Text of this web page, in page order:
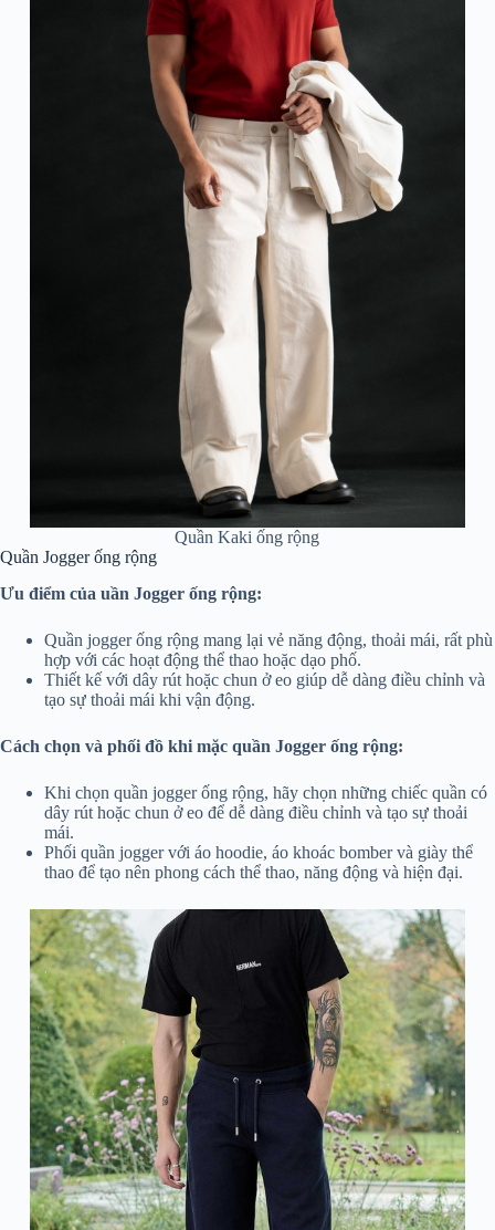
Quần Kaki ống rộng
Quần Jogger ống rộng
Ưu điểm của uần Jogger ống rộng:
Quần jogger ống rộng mang lại vẻ năng động, thoải mái, rất phù
hợp với các hoạt động thể thao hoặc dạo phố.
Thiết kế với dây rút hoặc chun ở eo giúp dễ dàng điều chỉnh và
tạo sự thoải mái khi vận động.
Cách chọn và phối đồ khi mặc quần Jogger ống rộng:
Khi chọn quần jogger ống rộng, hãy chọn những chiếc quần có
dây rút hoặc chun ở eo để dễ dàng điều chỉnh và tạo sự thoải
mái.
Phối quần jogger với áo hoodie, áo khoác bomber và giày thể
thao để tạo nên phong cách thể thao, năng động và hiện đại.